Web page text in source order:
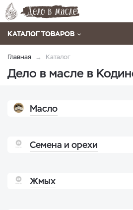
КАТАЛОГ ТОВАРОВ
Главная Каталог
Дело в масле в
Масло
Семена и орехи
Жмых